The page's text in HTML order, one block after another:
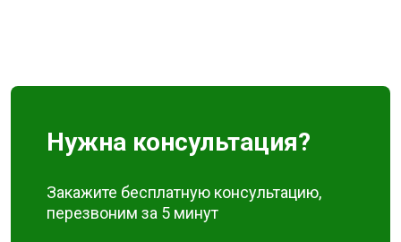
Нужна консультация?
Закажите бесплатную консультацию,
перезвоним за 5 минут